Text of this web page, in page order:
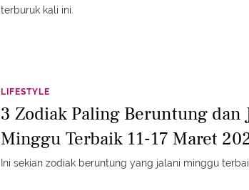
terburuk kali ini.
LIFESTYLE
3 Zodiak Paling Beruntung dan
Minggu Terbaik 11-17 Maret
Ini sekian zodiak beruntung yang jalani minggu